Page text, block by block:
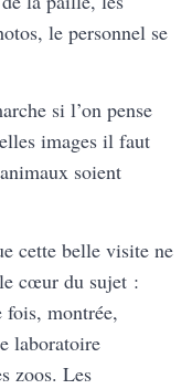
le personnel se
si l’on pense
images il faut
soient
cette belle visite ne
cœur du sujet :
fois, montrée,
laboratoire
zoos. Les